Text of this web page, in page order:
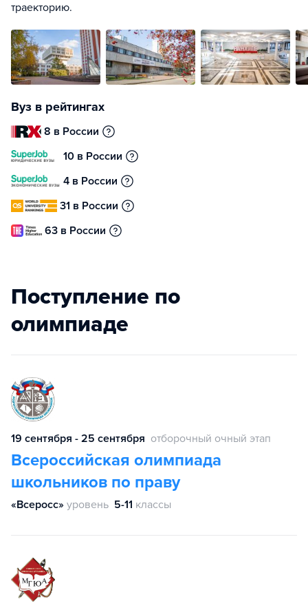
траекторию.
Вуз в рейтингах
8 в России
10 в России
4 в России
31 в России
63 в России
Поступление по
олимпиаде
19 сентября - 25 сентября отборочный очный этап
Всероссийская олимпиада
школьников по праву
«Всеросс» уровень 5-11 классы